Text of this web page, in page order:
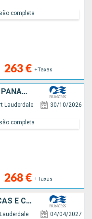
263 € +Taxas
completa
ESTADOS UNIDOS, COLÔMBIA, PANAMA, COSTA RICA, BAHAMAS
Lauderdale 30/10/2026
268 € +Taxas
completa
ESTADOS UNIDOS, ILHAS TURCAS E CAICOS, BAHAMAS
04/04/2027